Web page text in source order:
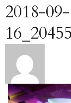
2018-09-